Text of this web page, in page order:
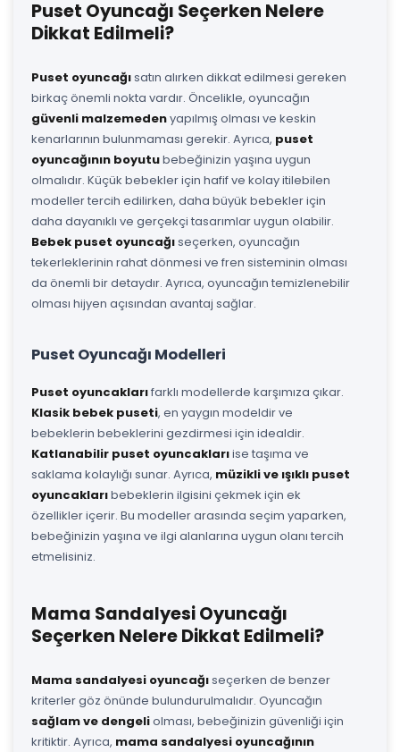
Puset Oyuncağı Seçerken Nelere
Dikkat Edilmeli?
Puset oyuncağısatın alırken dikkat edilmesi gereken
birkaç önemli nokta vardır. Öncelikle, oyuncağın
güvenli malzemedenyapılmış olması ve keskin
kenarlarının bulunmaması gerekir. Ayrıca, puset
oyuncağının boyutubebeğinizin yaşına uygun
olmalıdır. Küçük bebekler için hafif ve kolay itilebilen
modeller tercih edilirken, daha büyük bebekler için
daha dayanıklı ve gerçekçi tasarımlar uygun olabilir.
Bebek puset oyuncağıseçerken, oyuncağın
tekerleklerinin rahat dönmesi ve fren sisteminin olması
da önemli bir detaydır. Ayrıca, oyuncağın temizlenebilir
olması hijyen açısından avantaj sağlar.
Puset Oyuncağı Modelleri
Puset oyuncaklarıfarklı modellerde karşımıza çıkar.
Klasik bebek puseti, en yaygın modeldir ve
bebeklerin bebeklerini gezdirmesi için idealdir.
Katlanabilir puset oyuncaklarıise taşıma ve
saklama kolaylığı sunar. Ayrıca, müzikli ve ışıklı puset
oyuncaklarıbebeklerin ilgisini çekmek için ek
özellikler içerir. Bu modeller arasında seçim yaparken,
bebeğinizin yaşına ve ilgi alanlarına uygun olanı tercih
etmelisiniz.
Mama Sandalyesi Oyuncağı
Seçerken Nelere Dikkat Edilmeli?
Mama sandalyesi oyuncağıseçerken de benzer
kriterler göz önünde bulundurulmalıdır. Oyuncağın
sağlam ve dengeliolması, bebeğinizin güvenliği için
kritiktir. Ayrıca, mama sandalyesi oyuncağının